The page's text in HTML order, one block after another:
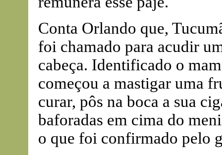
Conta Orlando que,
foi chamado para acudir
cabeça. Identificado o
começou a mastigar uma
curar, pôs na boca a sua
baforadas em cima do
o que foi confirmado pelo